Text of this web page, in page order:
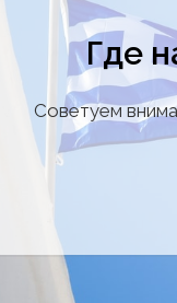
Где
Советуем